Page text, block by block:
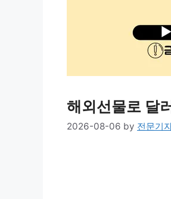
해외선물로 달
2026-08-06 by 전문기